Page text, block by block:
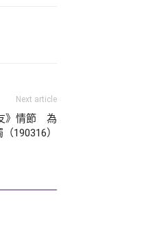
Next article
》情節 為
190316）